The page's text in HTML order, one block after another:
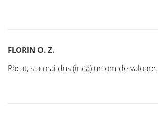
FLORIN O. Z.
Păcat, s-a mai dus (încă) un om de valoare.